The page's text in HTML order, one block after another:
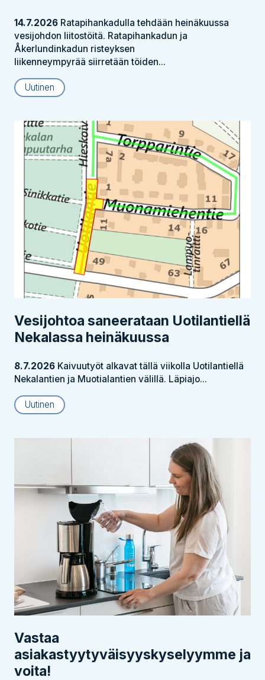
14.7.2026 Ratapihankadulla tehdään heinäkuussa
vesijohdon liitostöitä. Ratapihankadun ja
Åkerlundinkadun risteyksen
liikenneympyrää siirretään töiden...
Uutinen
Vesijohtoa saneerataan Uotilantiellä
Nekalassa heinäkuussa
8.7.2026 Kaivuutyöt alkavat tällä viikolla Uotilantiellä
Nekalantien ja Muotialantien välillä. Läpiajo...
Uutinen
Vastaa
asiakastyytyväisyyskyselyymme ja
voita!